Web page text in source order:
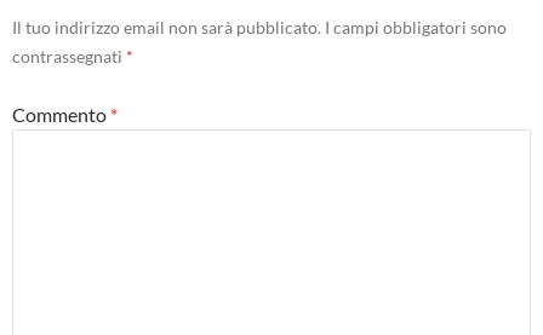
Il tuo indirizzo email non sarà pubblicato. I campi obbligatori sono
contrassegnati *
Commento *